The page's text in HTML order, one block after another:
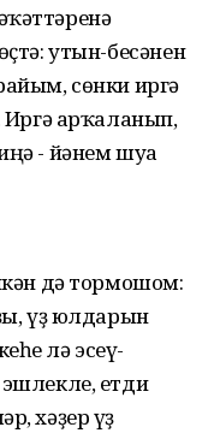
утын-бесәнен
сөнки иргә
Иргә арҡаланып,
- йәнем шуға
дә тормошом:
үҙ юлдарын
лә эсеү-
етди
хәҙер үҙ